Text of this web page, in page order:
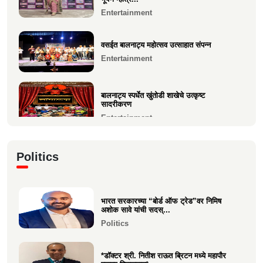
जगप्रसिद्ध कॉम्रेड्स अल्ट्रा मॅरेथॉनमध्ये आदिती सावे
मुंबई फ्युजन फेस्ट 2026 मध्ये दहिसरच्या कृपाली भूषण
अंबारे) हिचे...
Entertainment
वसईत बालनाट्य महोत्सव उत्साहात संपन्न
Entertainment
बालनाट्य स्पर्धेत खुंतोडी शाखेचे उत्कृष्ट
सादरीकरण
Entertainment
नीरज चुरी निर्मित“साबर बोंडं” – अनेक
आंतरराष्ट्रीय पुरस्कारा...
Entertainment
Politics
भारत सरकारच्या “बोर्ड ऑफ ट्रेड”वर निमिष
अशोक सावे यांची सदस्...
Politics
*डॉक्टर श्री. नितीश राऊत ब्रिटन मध्ये महापौर